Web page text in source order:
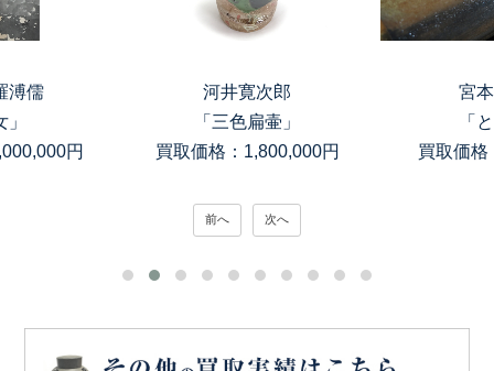
溥儒
円
河井寛次郎
「三色扁壷」
買取価格：1,800,000円
宮
「
買取価格
前へ 次へ